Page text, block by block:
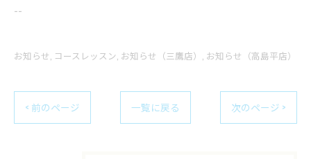
--
お知らせ コースレッスン お知らせ（三鷹店） お知らせ（高島平店）
< 前のページ 一覧に戻る 次のページ >